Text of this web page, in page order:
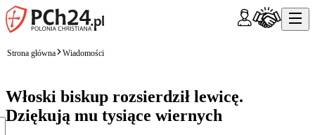
Strona główna Wiadomości
Włoski biskup rozsierdził lewicę.
Dziękują mu tysiące wiernych